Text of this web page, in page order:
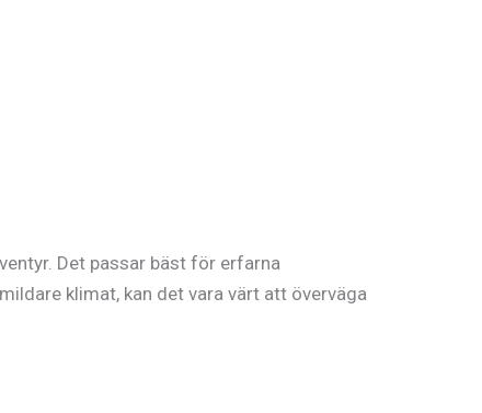
Det passar bäst för erfarna
klimat, kan det vara värt att överväga